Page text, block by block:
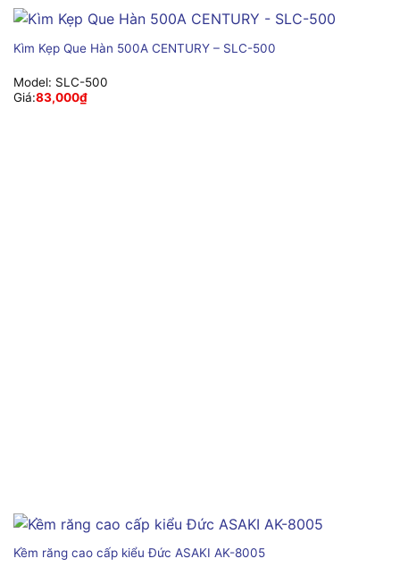
Kìm Kẹp Que Hàn 500A CENTURY – SLC-500
Model: SLC-500
Giá:83,000₫
Kềm răng cao cấp kiểu Đức ASAKI AK-8005